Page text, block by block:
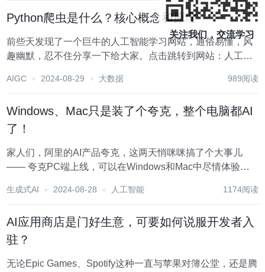
Python爬虫是什么？核心概念和原理
前些天发现了一个巨牛的人工智能学习网站，通俗易懂，风
趣幽默，忍不住分享一下给大家。点击跳转到网站：人工智
蜘蛛，特指一类自动批量下载网络资源的程序，这是一个比
AIGC 2024-08-29 大数据 989阅读
Windows、Mac只是装了个夸克，整个电脑都AI
了！
家人们，阿里的AI产品夸克，这两天悄咪咪搞了个大事儿
—— 夸克PC端上线，可以在Windows和Mac中尽情体验
不多的“PC端生产力工具”中，夸克还玩出了独树一帜的特
生成式AI 2024-08-28 人工智能 1174阅读
AI应用商店是门好生意，可要如何说服开发者入
驻？
无论Epic Games、Spotify这种一直与苹果对簿公堂，还是腾
关注我们，交流学习